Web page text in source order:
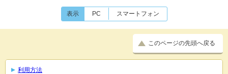
表示 PC スマートフォン
このページの先頭へ戻る
利用方法